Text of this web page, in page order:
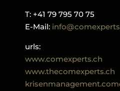
T: +41 79 795 70 75
E-Mail:
urls:
www.comexperts.ch
www.thecomexperts.ch